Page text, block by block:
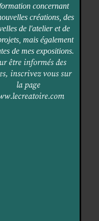
concernant
créations, des
de l'atelier et de
mais également
de mes expositions.
être informés des
inscrivez vous sur
la page